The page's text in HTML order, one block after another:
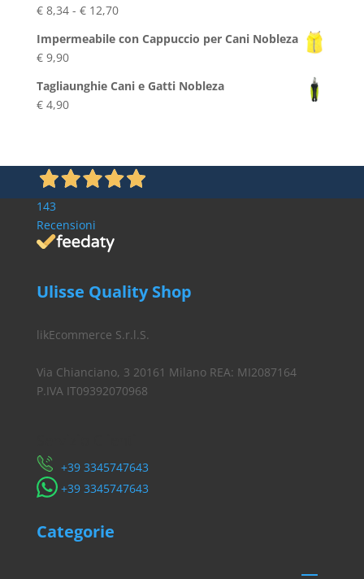
€8,34 - €12,70Fascia
prezzo:
€ 8,34
Impermeabile con Cappuccio per Cani Nobleza
€9,90
Tagliaunghie Cani e Gatti Nobleza
€4,90
143
Recensioni
Ulisse Quality Shop
likEcommerce S.r.l.S.
Via Chianciano, 3 20161 Milano REA: MI2087164
P.IVA IT09392070968
​+39 3345747643
​+39 3345747643
Categorie